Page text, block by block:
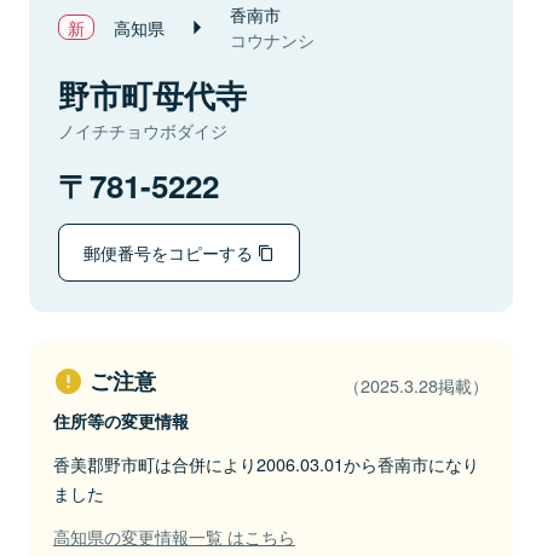
高知県 香南市
コウナンシ
野市町母代寺
ノイチチョウボダイジ
781-5222
郵便番号をコピーする
ご注意 （2025.3.28掲載）
住所等の変更情報
香美郡野市町は合併により2006.03.01から香南市になり
ました
高知県の変更情報一覧 はこちら